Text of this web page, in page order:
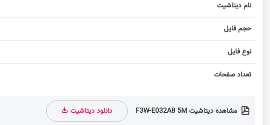
نام دیتاشیت
حجم فایل
نوع فایل
تعداد صفحات
مشاهده دیتاشیت F3W-E032A8 5M دانلود دیتاشیت